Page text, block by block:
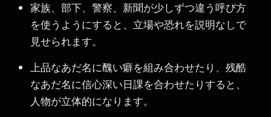
家族、部下、警察、新聞が少しずつ違う呼び方
を使うようにすると、立場や恐れを説明なしで
見せられます。
上品なあだ名に醜い癖を組み合わせたり、残酷
なあだ名に信心深い日課を合わせたりすると、
人物が立体的になります。